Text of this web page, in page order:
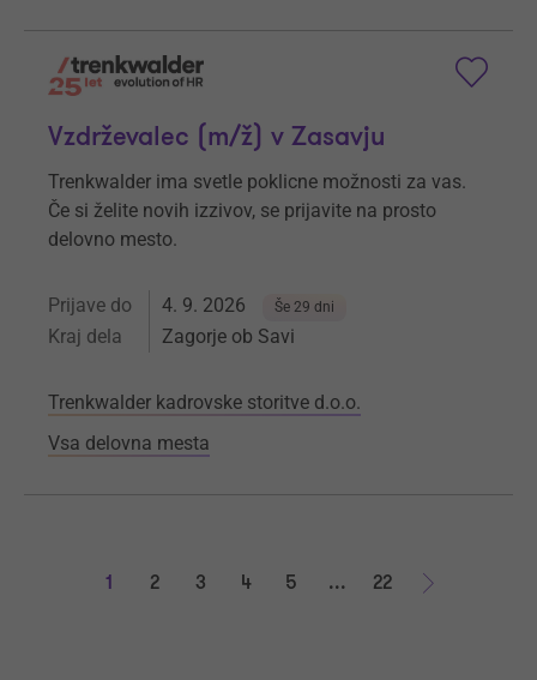
Vzdrževalec (m/ž) v Zasavju
Trenkwalder ima svetle poklicne možnosti za vas.
Če si želite novih izzivov, se prijavite na prosto
delovno mesto.
Prijave do 4. 9. 2026 Še 29 dni
Kraj dela Zagorje ob Savi
Trenkwalder kadrovske storitve d.o.o.
Vsa delovna mesta
1 2 3 4 5 ...
22